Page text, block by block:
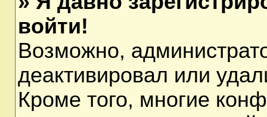
войти!
Возможно,
деактивировал или
Кроме того, многие